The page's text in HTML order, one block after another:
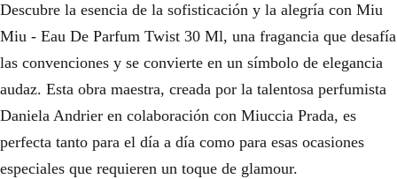
Descubre la esencia de la sofisticación y la alegría con Miu
Miu - Eau De Parfum Twist 30 Ml, una fragancia que desafía
las convenciones y se convierte en un símbolo de elegancia
audaz. Esta obra maestra, creada por la talentosa perfumista
Daniela Andrier en colaboración con Miuccia Prada, es
perfecta tanto para el día a día como para esas ocasiones
especiales que requieren un toque de glamour.